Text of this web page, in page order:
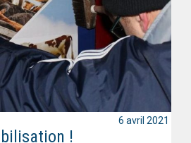
!
6 avril 2021